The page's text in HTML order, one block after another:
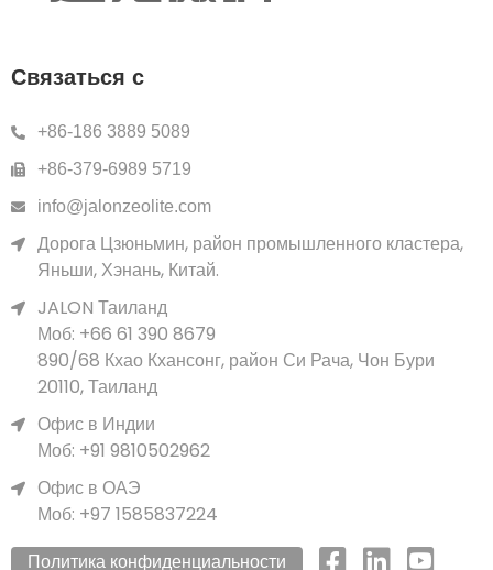
Связаться с
+86-186 3889 5089
+86-379-6989 5719
info@jalonzeolite.com
Дорога Цзюньмин, район промышленного кластера,
Яньши, Хэнань, Китай.
JALON Таиланд
Моб: +66 61 390 8679
890/68 Кхао Кхансонг, район Си Рача, Чон Бури
20110, Таиланд
Офис в Индии
Моб: +91 9810502962
Офис в ОАЭ
Моб: +97 1585837224
Политика конфиденциальности